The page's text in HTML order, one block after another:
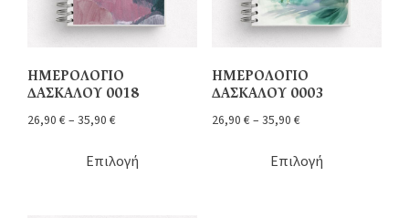
ΗΜΕΡΟΛΟΓΙΟ
ΔΑΣΚΑΛΟΥ 0018
26,90 € – 35,90 €
Επιλογή
ΗΜΕΡΟΛΟΓΙΟ
ΔΑΣΚΑΛΟΥ 0003
26,90 € – 35,90 €
Επιλογή